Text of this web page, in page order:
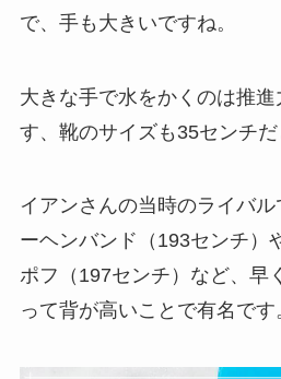
で、手も大きいですね。
大きな手で水をかくのは推進
す、靴のサイズも35センチだ
イアンさんの当時のライバ
ーヘンバンド（193センチ）
ポフ（197センチ）など、早
って背が高いことで有名です